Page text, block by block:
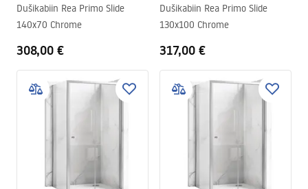
Dušikabiin Rea Primo Slide
140x70 Chrome
308,00 €
Dušikabiin Rea Primo Slide
130x100 Chrome
317,00 €